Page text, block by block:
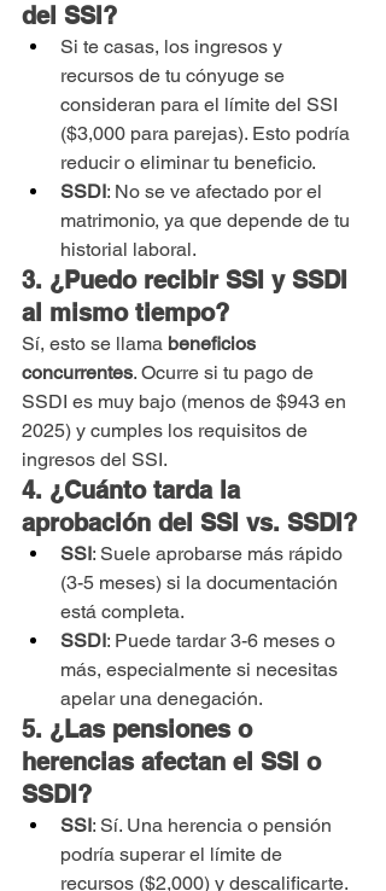
del SSI?
Si te casas, los ingresos y
recursos de tu cónyuge se
consideran para el límite del SSI
($3,000 para parejas). Esto podría
reducir o eliminar tu beneficio.
SSDI: No se ve afectado por el
matrimonio, ya que depende de tu
historial laboral.
3. ¿Puedo recibir SSI y SSDI
al mismo tiempo?
Sí, esto se llama beneficios
concurrentes. Ocurre si tu pago de
SSDI es muy bajo (menos de $943 en
2025) y cumples los requisitos de
ingresos del SSI.
4. ¿Cuánto tarda la
aprobación del SSI vs. SSDI?
SSI: Suele aprobarse más rápido
(3-5 meses) si la documentación
está completa.
SSDI: Puede tardar 3-6 meses o
más, especialmente si necesitas
apelar una denegación.
5. ¿Las pensiones o
herencias afectan el SSI o
SSDI?
SSI: Sí. Una herencia o pensión
podría superar el límite de
recursos ($2,000) y descalificarte.